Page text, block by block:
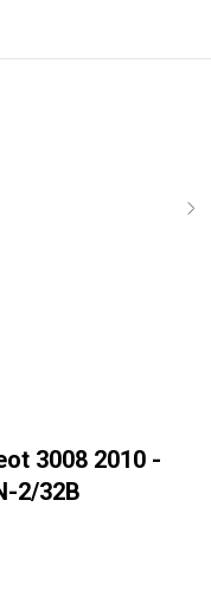
3008 2010 -
2/32B